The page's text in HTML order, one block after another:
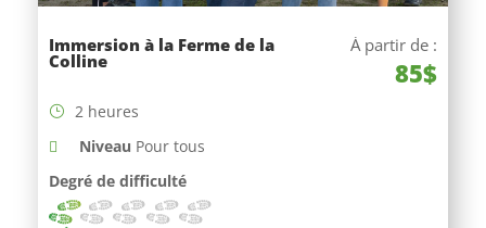
Immersion à la Ferme de la
Colline
À partir de :
85$
2 heures
Niveau Pour tous
Degré de difficulté